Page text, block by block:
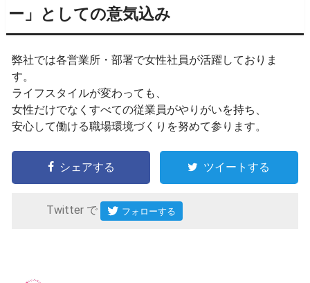
ー」としての意気込み
弊社では各営業所・部署で女性社員が活躍しておりま
す。
ライフスタイルが変わっても、
女性だけでなくすべての従業員がやりがいを持ち、
安心して働ける職場環境づくりを努めて参ります。
シェアする ツイートする
Twitter で